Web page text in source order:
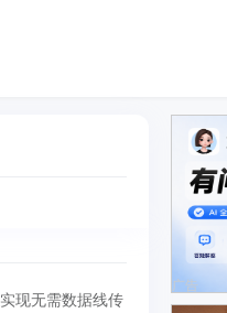
现无需数据线传
广告